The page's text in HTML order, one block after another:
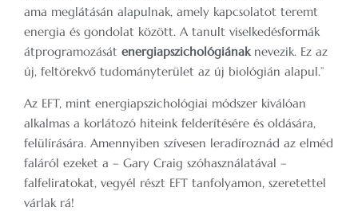
ama meglátásán alapulnak, amely kapcsolatot teremt
energia és gondolat között. A tanult viselkedésformák
átprogramozását energiapszichológiánaknevezik. Ez az
új, feltörekvő tudományterület az új biológián alapul.”
Az EFT, mint energiapszichológiai módszer kiválóan
alkalmas a korlátozó hiteink felderítésére és oldására,
felülírására. Amennyiben szívesen leradíroznád az elméd
faláról ezeket a – Gary Craig szóhasználatával –
falfeliratokat, vegyél részt EFT tanfolyamon, szeretettel
várlak rá!